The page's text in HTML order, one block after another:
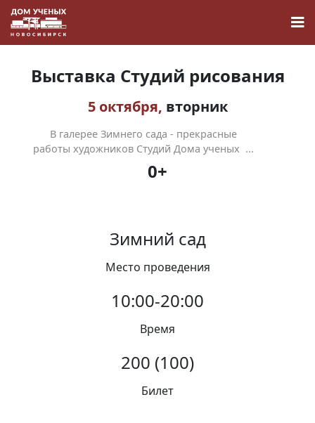
Новости
Виртуальный тур
Контакты
Вакансии
Выставка Студий рисования
5 октября, вторник
В галерее Зимнего сада - прекрасные
работы художников Студий Дома ученых ...
0+
Зимний сад
Место проведения
10:00-20:00
Время
200 (100)
Билет